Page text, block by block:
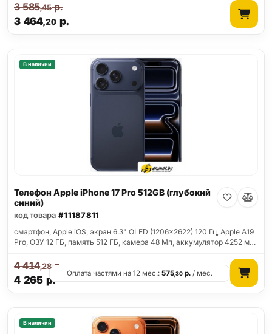
3 464,20 р.
3 585,45р.
В наличии
Телефон Apple iPhone 17 Pro 512GB (глубокий
синий)
код товара #11187811
смартфон, Apple iOS, экран 6.3" OLED (1206x2622) 120 Гц, Apple A19
Pro, ОЗУ 12 ГБ, память 512 ГБ, камера 48 Мп, аккумулятор 4252 м…
4 265 р.
4 414,28р.
Оплата частями на 12 мес.:575,30 р. / мес.
В наличии